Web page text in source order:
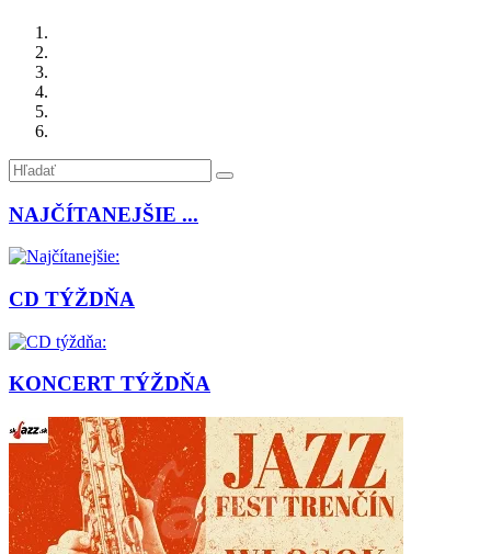
NAJČÍTANEJŠIE ...
CD TÝŽDŇA
KONCERT TÝŽDŇA